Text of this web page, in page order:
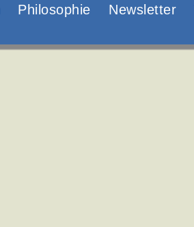
Philosophie Newsletter